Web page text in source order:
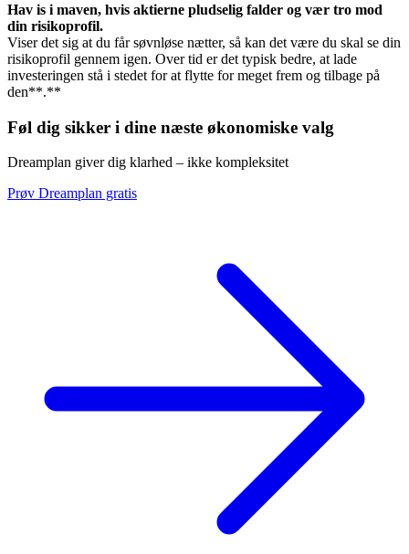
Hav is i maven, hvis aktierne pludselig falder og vær tro mod
din risikoprofil.
Viser det sig at du får søvnløse nætter, så kan det være du skal se din
risikoprofil gennem igen. Over tid er det typisk bedre, at lade
investeringen stå i stedet for at flytte for meget frem og tilbage på
den**.**
Føl dig sikker i dine næste økonomiske valg
Dreamplan giver dig klarhed – ikke kompleksitet
Prøv Dreamplan gratis